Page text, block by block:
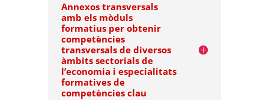
Annexos transversals
amb els mòduls
formatius per obtenir
competències
transversals de diversos
àmbits sectorials de
l’economia i especialitats
formatives de
competències clau